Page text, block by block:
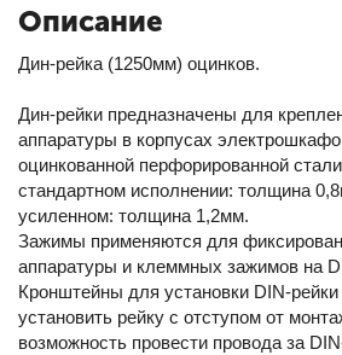
Описание
Дин-рейка (1250мм) оцинков.
Дин-рейки предназначены для
аппаратуры в корпусах
оцинкованной перфорированной
стандартном исполнении: толщина
усиленном: толщина 1,2мм.
Зажимы применяются для
аппаратуры и клеммных зажимов на
Кронштейны для установки DIN-
установить рейку с отступом от
возможность провести провода за